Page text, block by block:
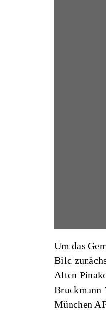
Um das
Bild
Alten
Bruckmann
München